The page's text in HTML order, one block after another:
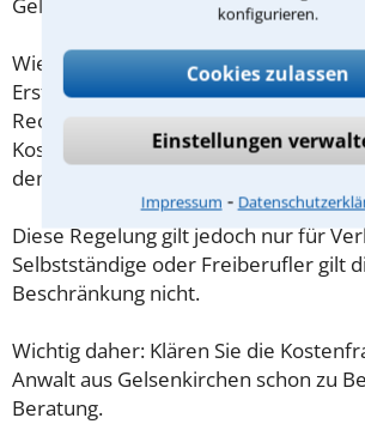
konfigurieren.
Cookies zulassen
Einstellungen
Impressum ⁃
Wieviel ein Rechtsanwalt in
Erstberatung verlangen darf, ist in
Rechtsanwaltsvergütungsgesetz
Kosten für das erste
demnach maximal 190,00 € zzgl. MwSt.
Diese Regelung gilt jedoch nur für
Selbstständige oder Freiberufler gilt
Beschränkung nicht.
Wichtig daher: Klären Sie die
Anwalt aus Gelsenkirchen schon zu
Beratung.